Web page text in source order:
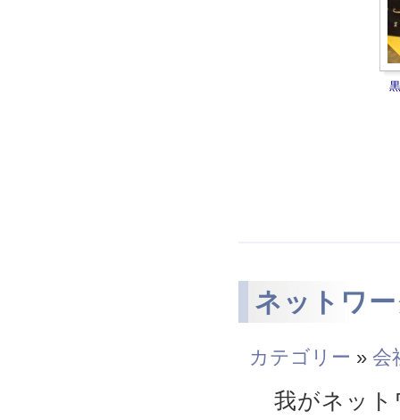
ネットワ
カテゴリー » 会
我がネット